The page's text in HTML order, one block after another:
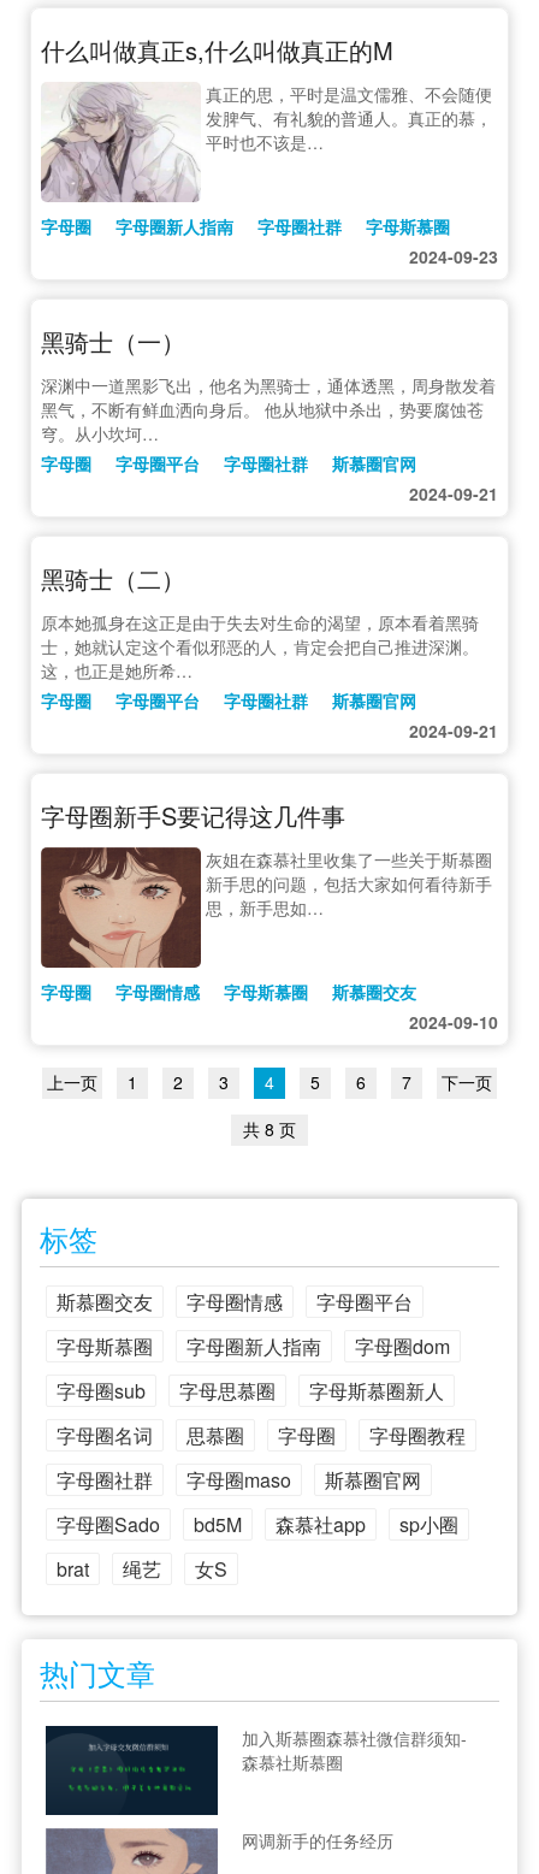
什么叫做真正s,什么叫做真正的M
真正的思，平时是温文儒雅、不会随便
发脾气、有礼貌的普通人。真正的慕，
平时也不该是…
字母圈 字母圈新人指南 字母圈社群
字母斯慕圈
2024-09-23
黑骑士（一）
深渊中一道黑影飞出，他名为黑骑士，通体透黑，周身散发着
黑气，不断有鲜血洒向身后。 他从地狱中杀出，势要腐蚀苍
穹。从小坎坷…
字母圈
字母圈平台 字母圈社群
斯慕圈官网
2024-09-21
黑骑士（二）
原本她孤身在这正是由于失去对生命的渴望，原本看着黑骑
士，她就认定这个看似邪恶的人，肯定会把自己推进深渊。
这，也正是她所希…
字母圈
字母圈平台 字母圈社群
斯慕圈官网
2024-09-21
字母圈新手S要记得这几件事
灰姐在森慕社里收集了一些关于斯慕圈
新手思的问题，包括大家如何看待新手
思，新手思如…
字母圈 字母圈情感 字母斯慕圈
斯慕圈交友
2024-09-10
上一页 1 2 3 4 5 6 7
下一页
共 8 页
标签
斯慕圈交友 字母圈情感
字母圈平台
字母斯慕圈
字母圈新人指南
字母圈dom
字母圈sub
字母思慕圈
字母斯慕圈新人
字母圈名词
思慕圈 字母圈
字母圈教程
字母圈社群
字母圈maso
斯慕圈官网
字母圈Sado
bd5M 森慕社app
sp小圈
brat
绳艺 女S
热门文章
加入斯慕圈森慕社微信群须知-
森慕社斯慕圈
网调新手的任务经历